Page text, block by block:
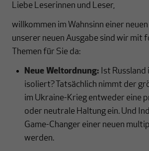
Liebe Leserinnen und Leser,
willkommen im Wahnsinn einer neuen
unserer neuen Ausgabe sind wir mit
Themen für Sie da:
Neue Weltordnung: Ist
isoliert? Tatsächlich nimmt der
im Ukraine-Krieg entweder eine
oder neutrale Haltung ein. Und
Game-Changer einer neuen
werden.